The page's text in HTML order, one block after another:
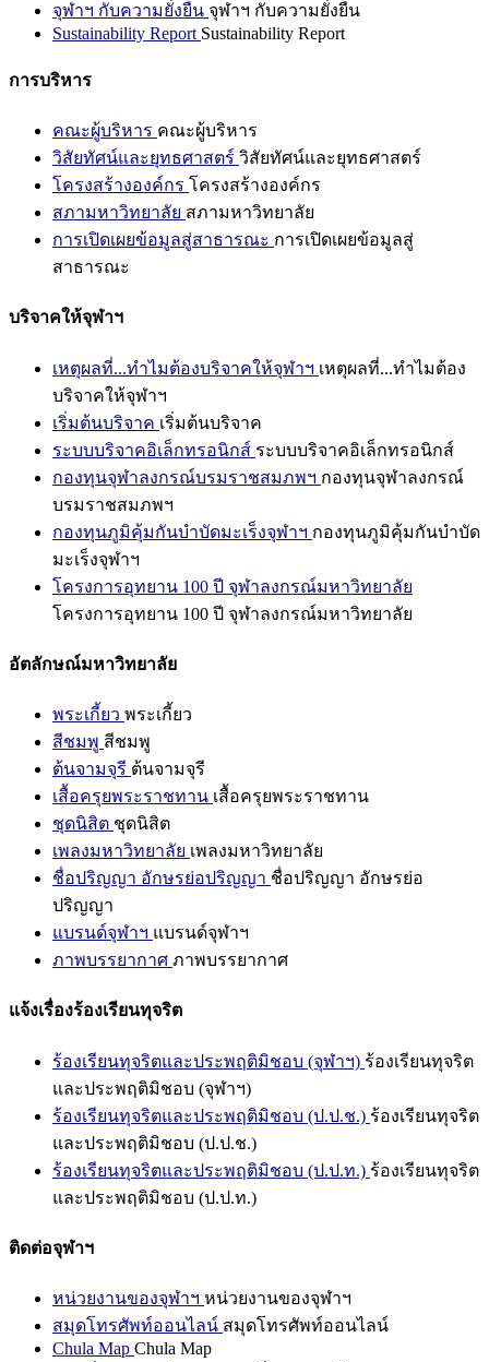
จุฬาฯ กับความยั่งยืน จุฬาฯ กับความยั่งยืน
Sustainability Report Sustainability Report
การบริหาร
คณะผู้บริหาร คณะผู้บริหาร
วิสัยทัศน์และยุทธศาสตร์ วิสัยทัศน์และยุทธศาสตร์
โครงสร้างองค์กร โครงสร้างองค์กร
สภามหาวิทยาลัย สภามหาวิทยาลัย
การเปิดเผยข้อมูลสู่สาธารณะ การเปิดเผยข้อมูลสู่
สาธารณะ
บริจาคให้จุฬาฯ
เหตุผลที่...ทำไมต้องบริจาคให้จุฬาฯ เหตุผลที่...ทำไมต้อง
บริจาคให้จุฬาฯ
เริ่มต้นบริจาค เริ่มต้นบริจาค
ระบบบริจาคอิเล็กทรอนิกส์ ระบบบริจาคอิเล็กทรอนิกส์
กองทุนจุฬาลงกรณ์บรมราชสมภพฯ กองทุนจุฬาลงกรณ์
บรมราชสมภพฯ
กองทุนภูมิคุ้มกันบำบัดมะเร็งจุฬาฯ กองทุนภูมิคุ้มกันบำบัด
มะเร็งจุฬาฯ
โครงการอุทยาน 100 ปี จุฬาลงกรณ์มหาวิทยาลัย
โครงการอุทยาน 100 ปี จุฬาลงกรณ์มหาวิทยาลัย
อัตลักษณ์มหาวิทยาลัย
พระเกี้ยว พระเกี้ยว
สีชมพู สีชมพู
ต้นจามจุรี ต้นจามจุรี
เสื้อครุยพระราชทาน เสื้อครุยพระราชทาน
ชุดนิสิต ชุดนิสิต
เพลงมหาวิทยาลัย เพลงมหาวิทยาลัย
ชื่อปริญญา อักษรย่อปริญญา ชื่อปริญญา อักษรย่อ
ปริญญา
แบรนด์จุฬาฯ แบรนด์จุฬาฯ
ภาพบรรยากาศ ภาพบรรยากาศ
แจ้งเรื่องร้องเรียนทุจริต
ร้องเรียนทุจริตและประพฤติมิชอบ (จุฬาฯ) ร้องเรียนทุจริต
และประพฤติมิชอบ (จุฬาฯ)
ร้องเรียนทุจริตและประพฤติมิชอบ (ป.ป.ช.) ร้องเรียนทุจริต
และประพฤติมิชอบ (ป.ป.ช.)
ร้องเรียนทุจริตและประพฤติมิชอบ (ป.ป.ท.) ร้องเรียนทุจริต
และประพฤติมิชอบ (ป.ป.ท.)
ติดต่อจุฬาฯ
หน่วยงานของจุฬาฯ หน่วยงานของจุฬาฯ
สมุดโทรศัพท์ออนไลน์ สมุดโทรศัพท์ออนไลน์
Chula Map Chula Map